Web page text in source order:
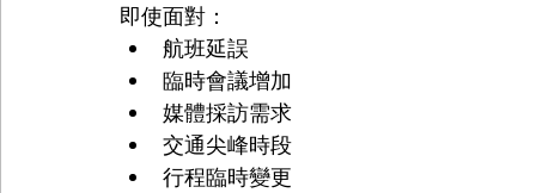
即使面對：
航班延誤
臨時會議增加
媒體採訪需求
交通尖峰時段
行程臨時變更